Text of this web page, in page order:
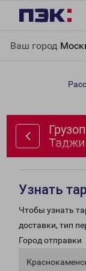
Ваш город
Таджикистан
Узнать
Чтобы узнать
доставки, тип
Город отправки